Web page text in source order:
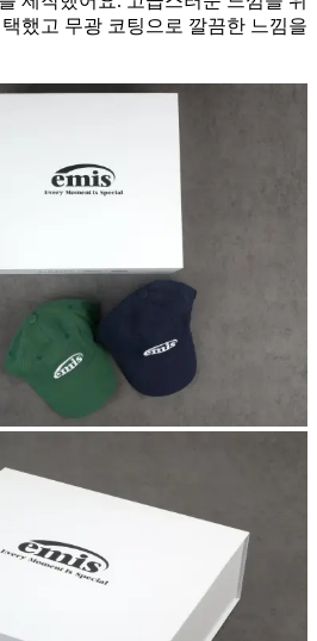
했고 무광 코팅으로 깔끔한 느낌을